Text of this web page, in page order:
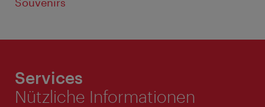
Souvenirs
Services
Nützliche Informationen